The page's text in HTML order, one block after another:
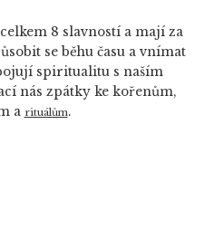
8 slavností a mají za
se běhu času a vnímat
spiritualitu s naším
nás zpátky ke kořenům,
a rituálům.